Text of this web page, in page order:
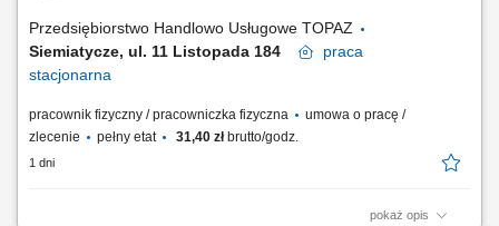
Przedsiębiorstwo Handlowo Usługowe TOPAZ
Siemiatycze, ul. 11 Listopada 184
praca
stacjonarna
pracownik fizyczny / pracowniczka fizyczna
umowa o pracę /
zlecenie
pełny etat 31,40 złbrutto/godz.
1 dni
pokaż opis